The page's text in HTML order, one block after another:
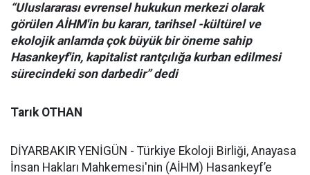
“Uluslararası evrensel hukukun merkezi olarak
görülen AİHM'in bu kararı, tarihsel -kültürel ve
ekolojik anlamda çok büyük bir öneme sahip
Hasankeyf'in, kapitalist rantçılığa kurban edilmesi
sürecindeki son darbedir” dedi
Tarık OTHAN
DİYARBAKIR YENİGÜN - Türkiye Ekoloji Birliği, Anayasa
İnsan Hakları Mahkemesi'nin (AİHM) Hasankeyf’e